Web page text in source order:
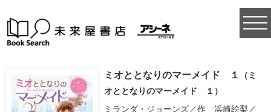
ミオととなりのマーメイド １
（ミ
オととなりのマーメイド １）
ミランダ・ジョーンズ／作 浜崎絵梨／